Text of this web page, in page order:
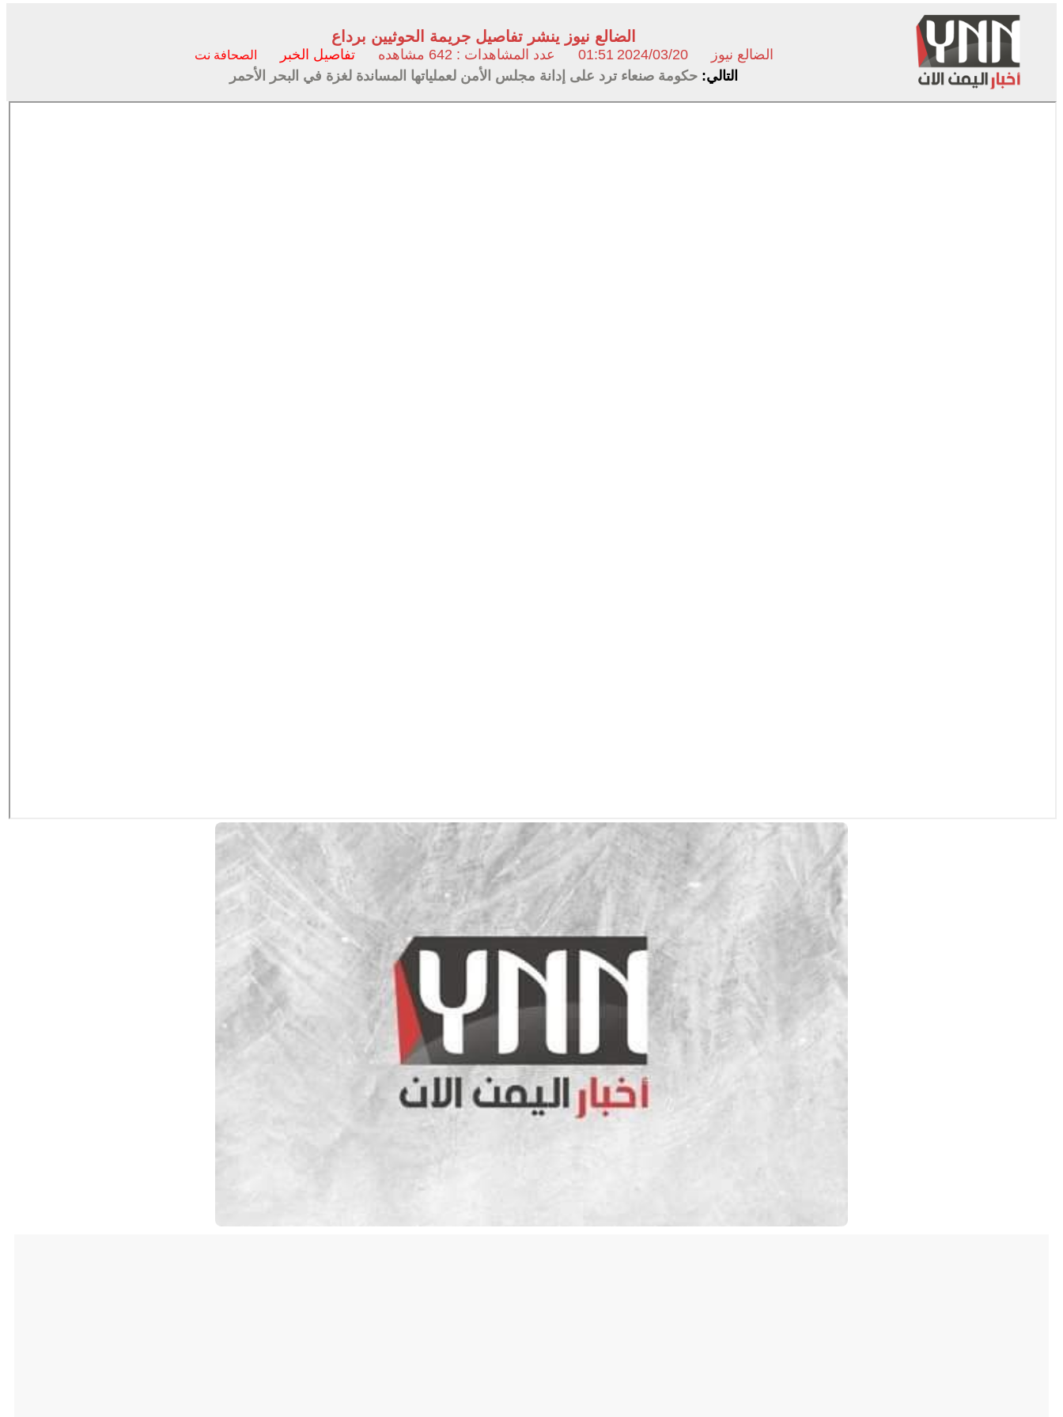
الضالع نيوز ينشر تفاصيل جريمة الحوثيين برداع
الضالع نيوز 2024/03/20
01:51 عدد المشاهدات : 642 مشاهده تفاصيل الخبر الصحافة نت
التالي: حكومة صنعاء ترد على إدانة مجلس الأمن لعملياتها المساندة لغزة في البحر الأحمر